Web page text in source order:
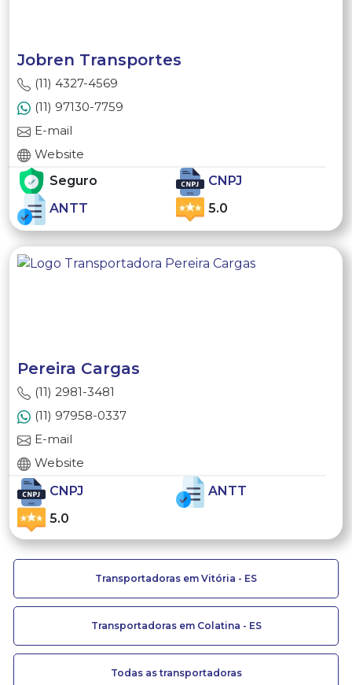
Jobren Transportes
(11) 4327-4569
(11) 97130-7759
E-mail
Website
Seguro
CNPJ
ANTT
5.0
Pereira Cargas
(11) 2981-3481
(11) 97958-0337
E-mail
Website
CNPJ
ANTT
5.0
Transportadoras em Vitória - ES
Transportadoras em Colatina - ES
Todas as transportadoras